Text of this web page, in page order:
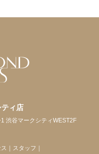
ィ店
渋谷マークシティWEST2F
｜ スタッフ ｜